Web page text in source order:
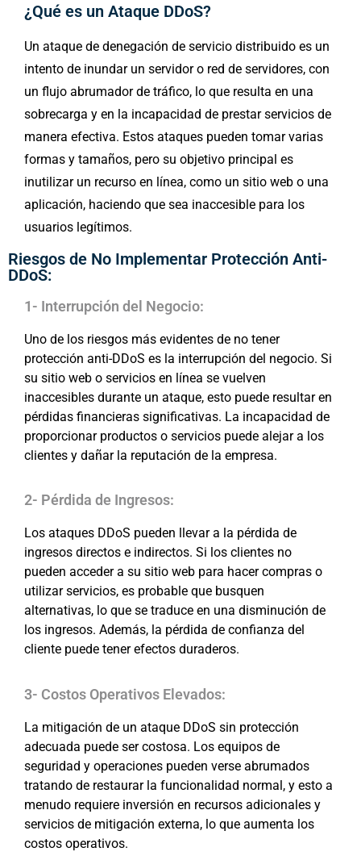
¿Qué es un Ataque DDoS?
Un ataque de denegación de servicio distribuido es un
intento de inundar un servidor o red de servidores, con
un flujo abrumador de tráfico, lo que resulta en una
sobrecarga y en la incapacidad de prestar servicios de
manera efectiva. Estos ataques pueden tomar varias
formas y tamaños, pero su objetivo principal es
inutilizar un recurso en línea, como un sitio web o una
aplicación, haciendo que sea inaccesible para los
usuarios legítimos.
Riesgos de No Implementar Protección Anti-
DDoS:
1- Interrupción del Negocio:
Uno de los riesgos más evidentes de no tener
protección anti-DDoS es la interrupción del negocio. Si
su sitio web o servicios en línea se vuelven
inaccesibles durante un ataque, esto puede resultar en
pérdidas financieras significativas. La incapacidad de
proporcionar productos o servicios puede alejar a los
clientes y dañar la reputación de la empresa.
2- Pérdida de Ingresos:
Los ataques DDoS pueden llevar a la pérdida de
ingresos directos e indirectos. Si los clientes no
pueden acceder a su sitio web para hacer compras o
utilizar servicios, es probable que busquen
alternativas, lo que se traduce en una disminución de
los ingresos. Además, la pérdida de confianza del
cliente puede tener efectos duraderos.
3- Costos Operativos Elevados:
La mitigación de un ataque DDoS sin protección
adecuada puede ser costosa. Los equipos de
seguridad y operaciones pueden verse abrumados
tratando de restaurar la funcionalidad normal, y esto a
menudo requiere inversión en recursos adicionales y
servicios de mitigación externa, lo que aumenta los
costos operativos.